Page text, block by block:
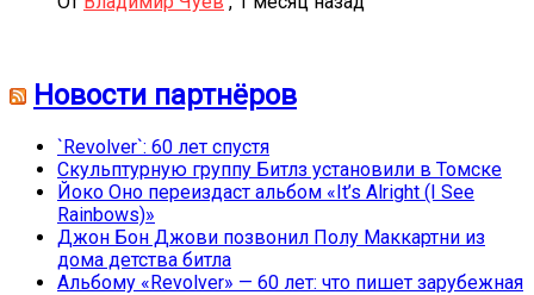
Новости партнёров
`Revolver`: 60 лет спустя
Скульптурную группу Битлз установили в Томске
Йоко Оно переиздаст альбом «It’s Alright (I See
Rainbows)»
Джон Бон Джови позвонил Полу Маккартни из
дома детства битла
Альбому «Revolver» — 60 лет: что пишет зарубежная